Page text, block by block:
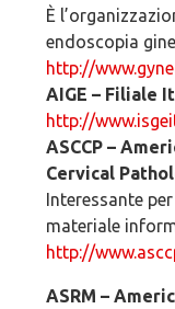
È
endoscopia
http://
AIGE – Filiale
http://
ASCCP –
Cervical
Interessante
materiale
http://
ASRM –